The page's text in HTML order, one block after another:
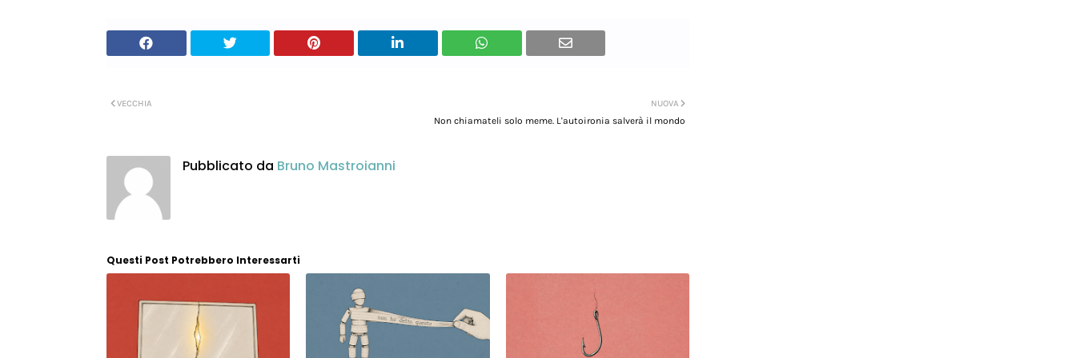
NUOVA
Non chiamateli solo meme. L'autoironia salverà il mondo
VECCHIA
Pubblicato da Bruno Mastroianni
Questi Post Potrebbero Interessarti